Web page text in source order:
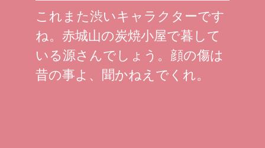
これまた渋いキャラクターです
ね。赤城山の炭焼小屋で暮して
いる源さんでしょう。顔の傷は
昔の事よ、聞かねえでくれ。